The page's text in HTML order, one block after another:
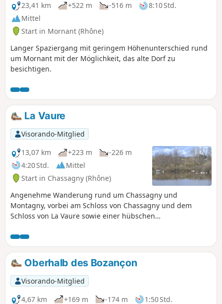
23,41 km
+522 m -516 m
8:10 Std.
Mittel
Start in Mornant (Rhône)
Langer Spaziergang mit geringem Höhenunterschied rund
um Mornant mit der Möglichkeit, das alte Dorf zu
besichtigen.
La Vaure
Visorando-Mitglied
13,07 km
+223 m
-226 m
4:20 Std.
Mittel
Start in Chassagny (Rhône)
Angenehme Wanderung rund um Chassagny und
Montagny, vorbei am Schloss von Chassagny und dem
Schloss von La Vaure sowie einer hübschen
Oberhalb des Bozançon
Visorando-Mitglied
4,67 km
+169 m -174 m 1:50 Std.